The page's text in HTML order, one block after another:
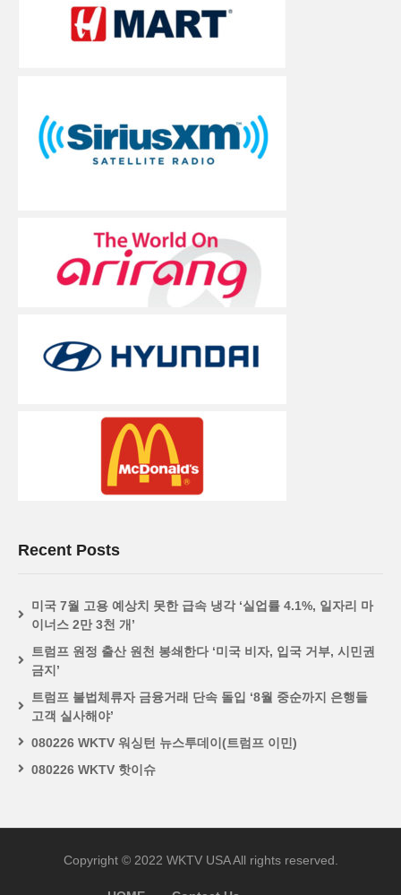
Recent Posts
미국 7월 고용 예상치 못한 급속 냉각 ‘실업률 4.1%, 일자리 마
이너스 2만 3천 개’
트럼프 원정 출산 원천 봉쇄한다 ‘미국 비자, 입국 거부, 시민권
금지’
트럼프 불법체류자 금융거래 단속 돌입 ‘8월 중순까지 은행들
고객 실사해야’
080226 WKTV 워싱턴 뉴스투데이(트럼프 이민)
080226 WKTV 핫이슈
Copyright © 2022 WKTV USA All rights reserved.